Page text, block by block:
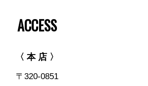
ACCESS
〈 本 店 〉
〒320-0851